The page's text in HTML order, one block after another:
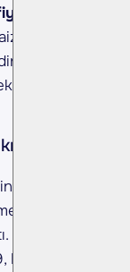
yön
sonrası
vermeye devam
notu
kredi notunu
ABD
Buna göre,
Nasdaq